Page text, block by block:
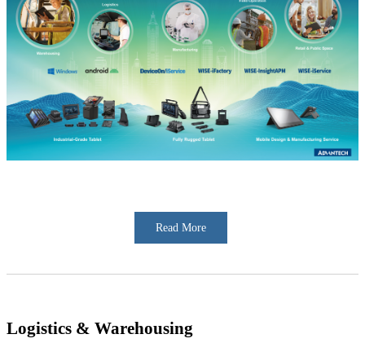
Read More
Logistics & Warehousing